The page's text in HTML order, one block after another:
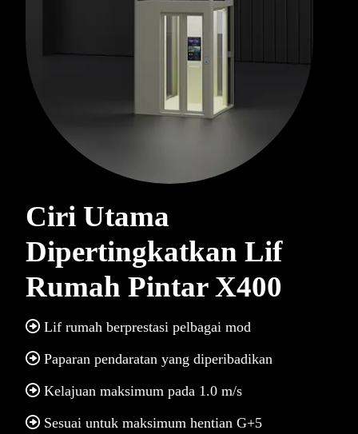
Ciri Utama
Dipertingkatkan Lif
Rumah Pintar X400
Lif rumah berprestasi pelbagai mod
Paparan pendaratan yang diperibadikan
Kelajuan maksimum pada 1.0 m/s
Sesuai untuk maksimum hentian G+5